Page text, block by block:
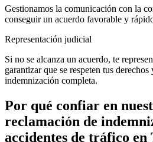
Gestionamos la comunicación con la
conseguir un acuerdo favorable y
Representación judicial
Si no se alcanza un acuerdo, te
garantizar que se respeten tus derechos
indemnización completa.
Por qué confiar en
reclamación de
accidentes de tráfico